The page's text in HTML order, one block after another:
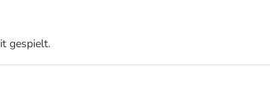
gespielt.